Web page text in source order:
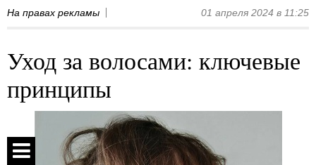
На правах рекламы 01 апреля 2024 в 11:25
Уход за волосами: ключевые
принципы